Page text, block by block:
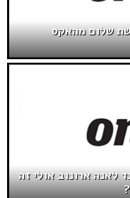
שלום מהאקס
לאנה ארונוב אולי זה